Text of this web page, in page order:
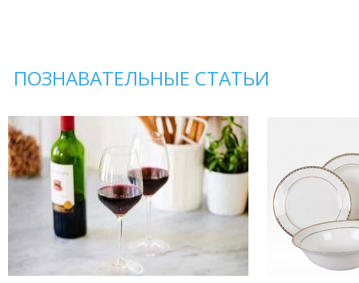
ПОЗНАВАТЕЛЬНЫЕ СТАТЬИ